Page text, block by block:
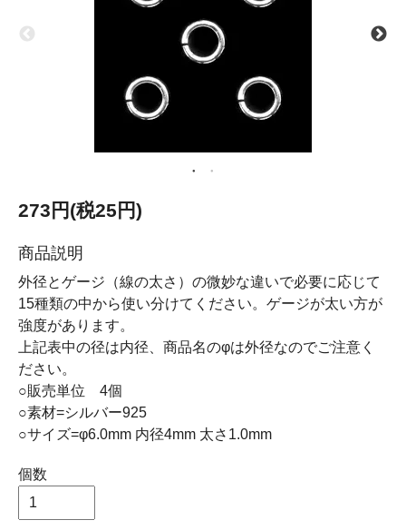
273円(税25円)
商品説明
外径とゲージ（線の太さ）の微妙な違いで必要に応じて
15種類の中から使い分けてください。ゲージが太い方が
強度があります。
上記表中の径は内径、商品名のφは外径なのでご注意く
ださい。
○販売単位 4個
○素材=シルバー925
○サイズ=φ6.0mm 内径4mm 太さ1.0mm
個数